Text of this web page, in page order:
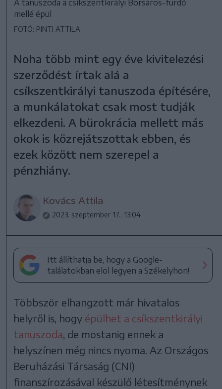
A tanuszoda a csíkszentkirályi Borsáros-fürdő
mellé épül
FOTÓ: PINTI ATTILA
Noha több mint egy éve kivitelezési
szerződést írtak alá a
csíkszentkirályi tanuszoda építésére,
a munkálatokat csak most tudják
elkezdeni. A bürokrácia mellett más
okok is közrejátszottak ebben, és
ezek között nem szerepel a
pénzhiány.
Kovács Attila
2023. szeptember 17., 13:04
Itt állíthatja be, hogy a Google-
találatokban elöl legyen a Székelyhon!
Többször elhangzott már hivatalos
helyről is, hogy épülhet a csíkszentkirályi
tanuszoda, de mostanig ennek a
helyszínen még nincs nyoma. Az Országos
Beruházási Társaság (CNI)
finanszírozásával készülő létesítménynek